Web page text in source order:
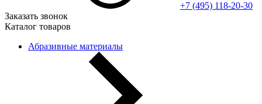
+7 (495) 118-20-30
Заказать звонок
Каталог товаров
Абразивные материалы